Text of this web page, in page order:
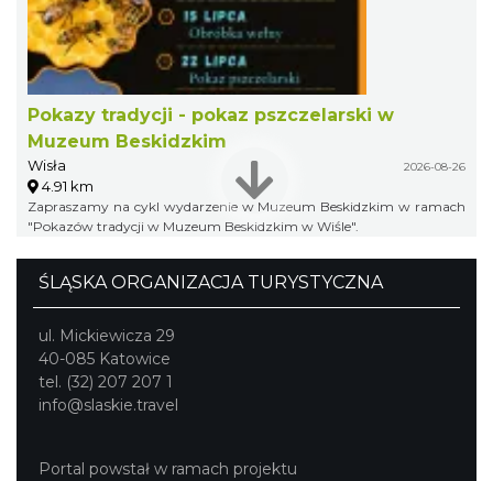
Pokazy tradycji - pokaz pszczelarski w
Muzeum Beskidzkim
Wisła 2026-08-26
4.91 km
Zapraszamy na cykl wydarzenie w Muzeum Beskidzkim w ramach
"Pokazów tradycji w Muzeum Beskidzkim w Wiśle".
ŚLĄSKA ORGANIZACJA TURYSTYCZNA
ul. Mickiewicza 29
40-085 Katowice
tel. (32) 207 207 1
info@slaskie.travel
Portal powstał w ramach projektu